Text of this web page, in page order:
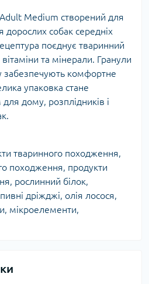
Medium створений для
собак середніх
поєднує тваринний
та мінерали. Гранули
забезпечують комфортне
упаковка стане
дому, розплідників і
тваринного походження,
походження, продукти
рослинний білок,
дріжджі, олія лосося,
мікроелементи,